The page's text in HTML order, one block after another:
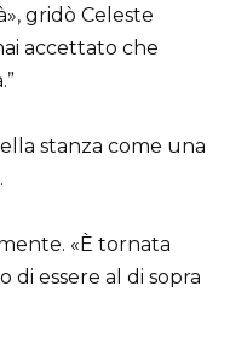
gridò Celeste
accettato che
stanza come una
«È tornata
di essere al di sopra